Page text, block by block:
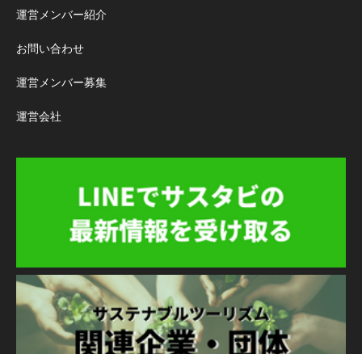
運営メンバー紹介
お問い合わせ
運営メンバー募集
運営会社